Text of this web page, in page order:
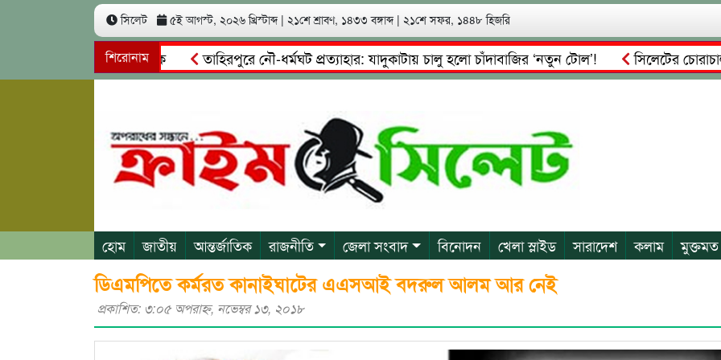
সিলেট ৫ই আগস্ট, ২০২৬ খ্রিস্টাব্দ | ২১শে শ্রাবণ, ১৪৩৩ বঙ্গাব্দ | ২১শে সফর, ১৪৪৮ হিজরি
শিরোনাম তাহিরপুরে নৌ-ধর্মঘট প্রত্যাহার: যাদুকাটায় চালু হলো চাঁদাবাজির ‘নতুন টোল’! সিলেটের চোরাচালান
হোম জাতীয় আন্তর্জাতিক রাজনীতি জেলা সংবাদ বিনোদন খেলা স্লাইড সারাদেশ কলাম মুক্তমত
ডিএমপিতে কর্মরত কানাইঘাটের এএসআই বদরুল আলম আর নেই
প্রকাশিত: ৩:০৫ অপরাহ্ণ, নভেম্বর ১৩, ২০১৮